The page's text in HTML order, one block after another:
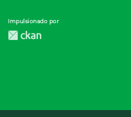
Impulsionado por